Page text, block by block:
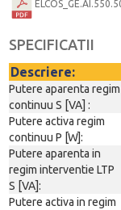
SPECIFICATII
Descriere:
Putere aparenta regim
continuu S [VA] :
Putere activa regim
continuu P [W]:
Putere aparenta in
regim interventie LTP
S [VA]:
Putere activa in regim